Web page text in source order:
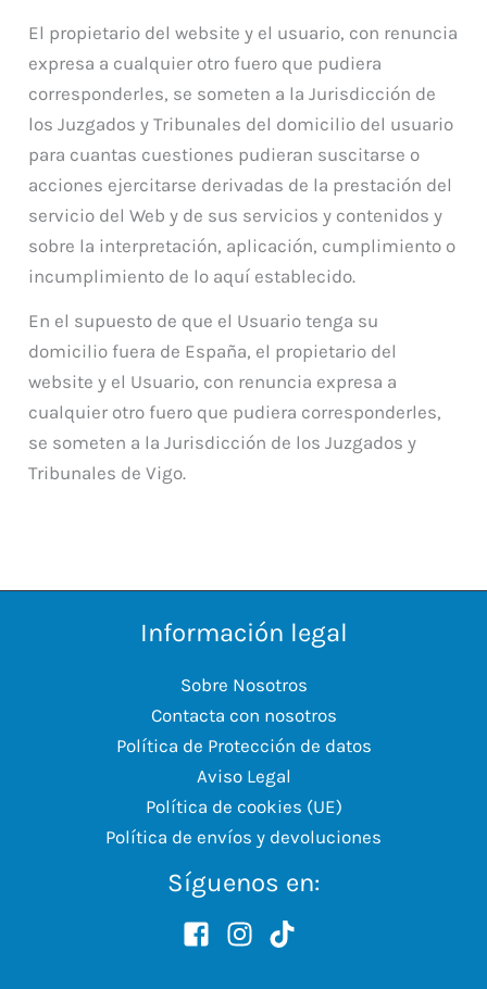
El propietario del website y el usuario, con renuncia
expresa a cualquier otro fuero que pudiera
corresponderles, se someten a la Jurisdicción de
los Juzgados y Tribunales del domicilio del usuario
para cuantas cuestiones pudieran suscitarse o
acciones ejercitarse derivadas de la prestación del
servicio del Web y de sus servicios y contenidos y
sobre la interpretación, aplicación, cumplimiento o
incumplimiento de lo aquí establecido.
En el supuesto de que el Usuario tenga su
domicilio fuera de España, el propietario del
website y el Usuario, con renuncia expresa a
cualquier otro fuero que pudiera corresponderles,
se someten a la Jurisdicción de los Juzgados y
Tribunales de Vigo.
Información legal
Sobre Nosotros
Contacta con nosotros
Política de Protección de datos
Aviso Legal
Política de cookies (UE)
Política de envíos y devoluciones
Síguenos en: